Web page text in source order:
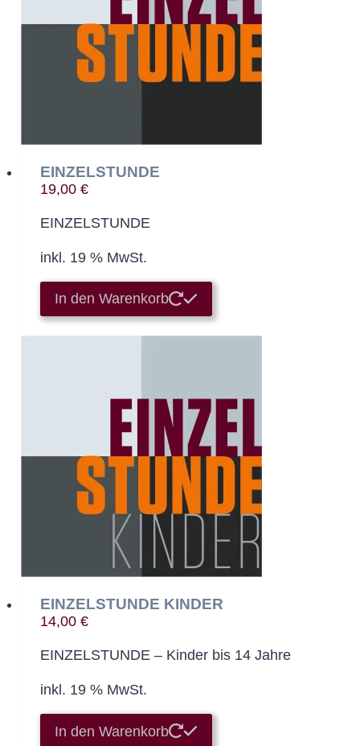
EINZELSTUNDE
19,00€
EINZELSTUNDE
inkl. 19 % MwSt.
In den Warenkorb
EINZELSTUNDE KINDER
14,00€
EINZELSTUNDE – Kinder bis 14 Jahre
inkl. 19 % MwSt.
In den Warenkorb